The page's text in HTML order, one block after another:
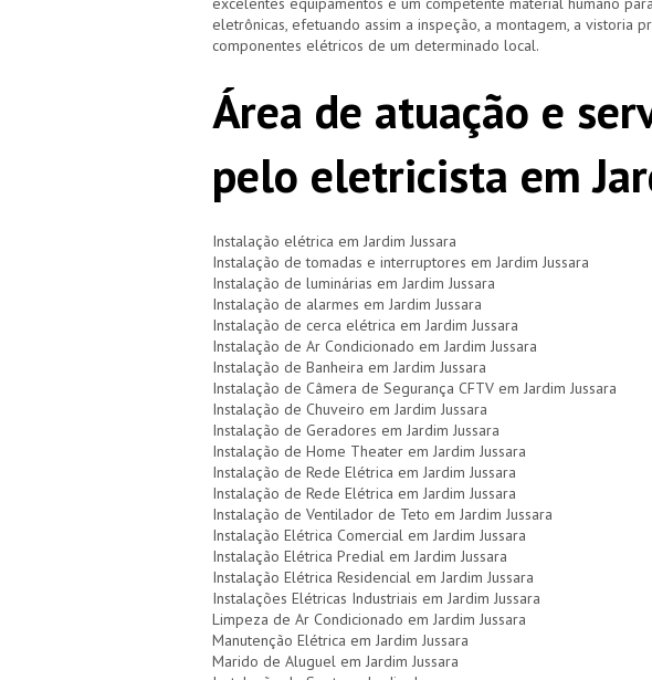
eletrônicas, efetuando assim a inspeção, a montagem, a vistoria
componentes elétricos de um determinado local.
Área de atuação e
pelo eletricista em
Instalação elétrica em Jardim Jussara
Instalação de tomadas e interruptores em Jardim Jussara
Instalação de luminárias em Jardim Jussara
Instalação de alarmes em Jardim Jussara
Instalação de cerca elétrica em Jardim Jussara
Instalação de Ar Condicionado em Jardim Jussara
Instalação de Banheira em Jardim Jussara
Instalação de Câmera de Segurança CFTV em Jardim Jussara
Instalação de Chuveiro em Jardim Jussara
Instalação de Geradores em Jardim Jussara
Instalação de Home Theater em Jardim Jussara
Instalação de Rede Elétrica em Jardim Jussara
Instalação de Rede Elétrica em Jardim Jussara
Instalação de Ventilador de Teto em Jardim Jussara
Instalação Elétrica Comercial em Jardim Jussara
Instalação Elétrica Predial em Jardim Jussara
Instalação Elétrica Residencial em Jardim Jussara
Instalações Elétricas Industriais em Jardim Jussara
Limpeza de Ar Condicionado em Jardim Jussara
Manutenção Elétrica em Jardim Jussara
Marido de Aluguel em Jardim Jussara